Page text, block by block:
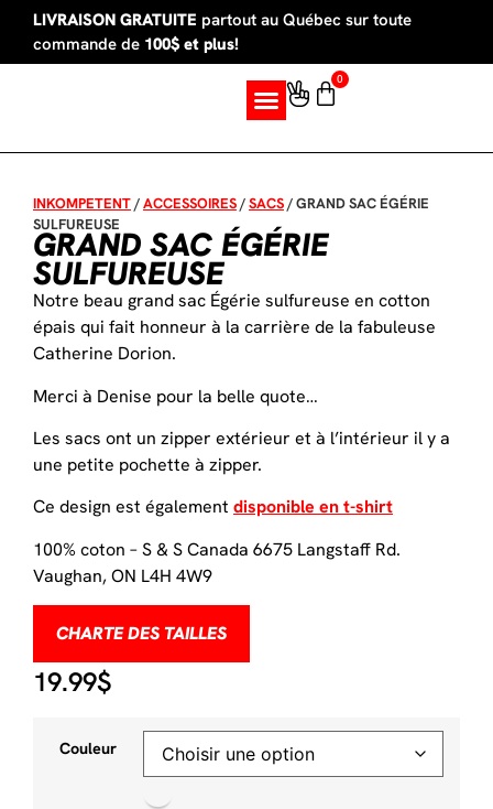
LIVRAISON GRATUITE partout au Québec sur toute
commande de 100$ et plus!
0
INKOMPETENT/ACCESSOIRES/SACS/GRAND SAC ÉGÉRIE
SULFUREUSE
GRAND SAC ÉGÉRIE
SULFUREUSE
Notre beau grand sac Égérie sulfureuse en cotton
épais qui fait honneur à la carrière de la fabuleuse
Catherine Dorion.
Merci à Denise pour la belle quote…
Les sacs ont un zipper extérieur et à l’intérieur il y a
une petite pochette à zipper.
Ce design est également disponible en t-shirt
100% coton – S & S Canada 6675 Langstaff Rd.
Vaughan, ON L4H 4W9
CHARTE DES TAILLES
19.99$
Couleur